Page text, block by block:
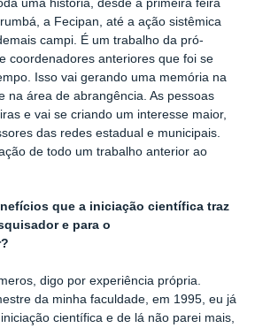
uma história, desde a primeira feira
a Fecipan, até a ação sistêmica
campi. É um trabalho da pró-
coordenadores anteriores que foi se
Isso vai gerando uma memória na
na área de abrangência. As pessoas
e vai se criando um interesse maior,
das redes estadual e municipais.
de todo um trabalho anterior ao
que a iniciação científica traz
e para o
digo por experiência própria.
da minha faculdade, em 1995, eu já
científica e de lá não parei mais,